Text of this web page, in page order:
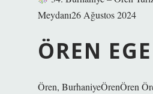
Meydanı26 Ağustos 2024
ÖREN
Ören, BurhaniyeÖrenÖren